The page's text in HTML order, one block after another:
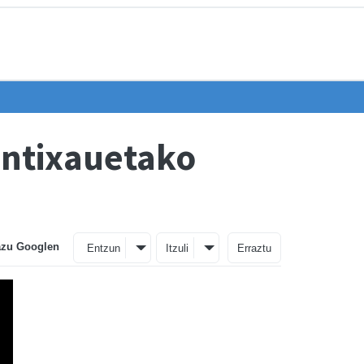
Googlen Entzun Itzuli Erraztu